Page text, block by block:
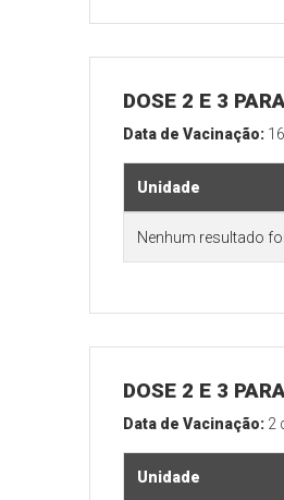
DOSE 2 E 3
Data de Vacinação:
Unidade
Nenhum resultado
DOSE 2 E 3
Data de Vacinação: 2
Unidade